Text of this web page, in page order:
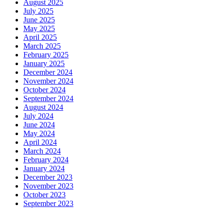
August 2025
July 2025
June 2025
May 2025
April 2025
March 2025
February 2025
January 2025
December 2024
November 2024
October 2024
September 2024
August 2024
July 2024
June 2024
May 2024
April 2024
March 2024
February 2024
January 2024
December 2023
November 2023
October 2023
September 2023